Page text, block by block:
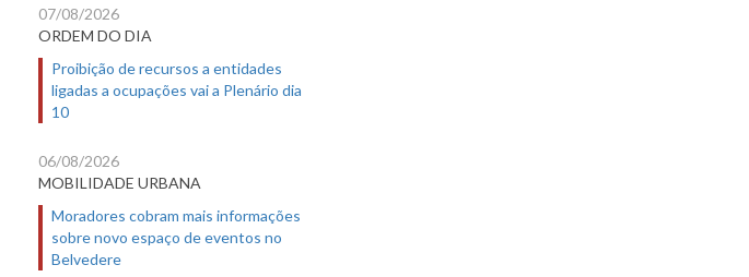
07/08/2026
ORDEM DO DIA
Proibição de recursos a entidades
ligadas a ocupações vai a Plenário dia
10
06/08/2026
MOBILIDADE URBANA
Moradores cobram mais informações
sobre novo espaço de eventos no
Belvedere